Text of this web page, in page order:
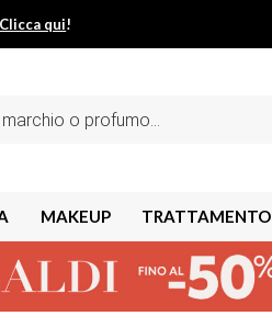
Clicca qui!
inizia da qui.
MAKEUP TRATTAMENTO